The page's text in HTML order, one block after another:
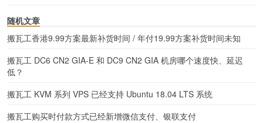
随机文章
搬瓦工香港9.99方案最新补货时间 / 年付19.99方案补货时间未知
搬瓦工 DC6 CN2 GIA-E 和 DC9 CN2 GIA 机房哪个速度快、延迟
低？
搬瓦工 KVM 系列 VPS 已经支持 Ubuntu 18.04 LTS 系统
搬瓦工购买时付款方式已经新增微信支付、银联支付